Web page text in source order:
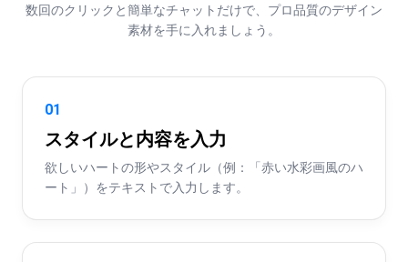
数回のクリックと簡単なチャットだけで、プロ品質のデザイン
素材を手に入れましょう。
01
スタイルと内容を入力
欲しいハートの形やスタイル（例：「赤い水彩画風のハ
ート」）をテキストで入力します。